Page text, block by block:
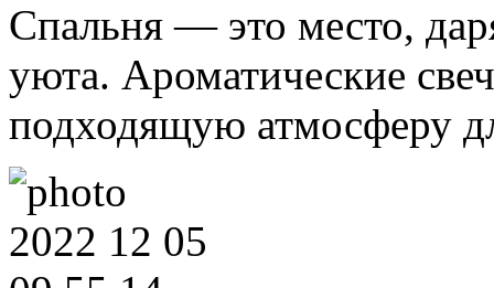
Спальня — это место,
уюта. Ароматические
подходящую атмосферу